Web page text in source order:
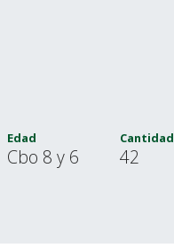
Edad
Cbo 8 y 6
Cantidad
42